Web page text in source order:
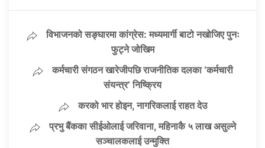
विभाजनको सङ्घारमा कांग्रेस: मध्यमार्गी बाटो नखोजिए पुनः
फुट्ने जोखिम
कर्मचारी संगठन खारेजीपछि राजनीतिक दलका ‘कर्मचारी
संयन्त्र’ निष्क्रिय
करको भार होइन, नागरिकलाई राहत देउ
प्रभु बैंकका सीईओलाई जरिवाना, महिनाकै ५ लाख असुल्ने
सञ्चालकलाई उन्मुक्ति